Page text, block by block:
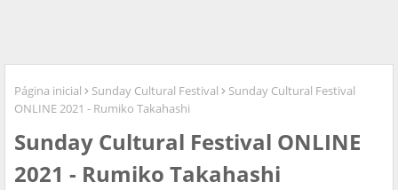
Página inicial Sunday Cultural Festival
Sunday Cultural Festival
ONLINE 2021 - Rumiko Takahashi
Sunday Cultural Festival ONLINE
2021 - Rumiko Takahashi